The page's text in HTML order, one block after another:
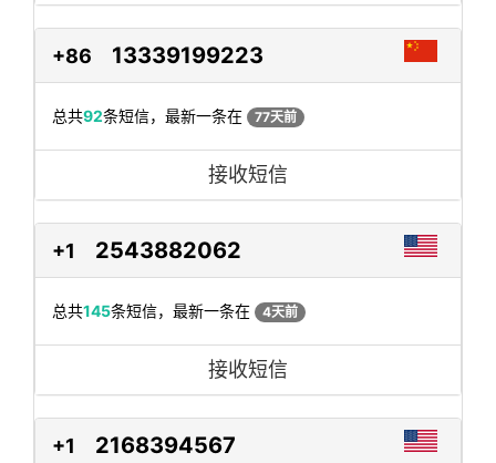
+86 13339199223
总共92条短信，最新一条在 77天前
接收短信
+1 2543882062
总共145条短信，最新一条在 4天前
接收短信
+1 2168394567